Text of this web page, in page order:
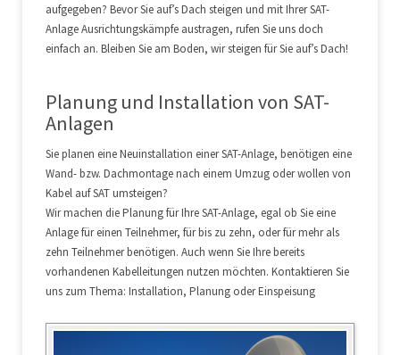
aufgegeben? Bevor Sie auf’s Dach steigen und mit Ihrer SAT-
Anlage Ausrichtungskämpfe austragen, rufen Sie uns doch
einfach an. Bleiben Sie am Boden, wir steigen für Sie auf’s Dach!
Planung und Installation von SAT-
Anlagen
Sie planen eine Neuinstallation einer SAT-Anlage, benötigen eine
Wand- bzw. Dachmontage nach einem Umzug oder wollen von
Kabel auf SAT umsteigen?
Wir machen die Planung für Ihre SAT-Anlage, egal ob Sie eine
Anlage für einen Teilnehmer, für bis zu zehn, oder für mehr als
zehn Teilnehmer benötigen. Auch wenn Sie Ihre bereits
vorhandenen Kabelleitungen nutzen möchten. Kontaktieren Sie
uns zum Thema: Installation, Planung oder Einspeisung